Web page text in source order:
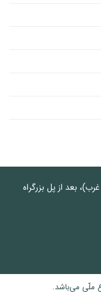
بعد از پل بزرگراه
ملّی می‌باشد.